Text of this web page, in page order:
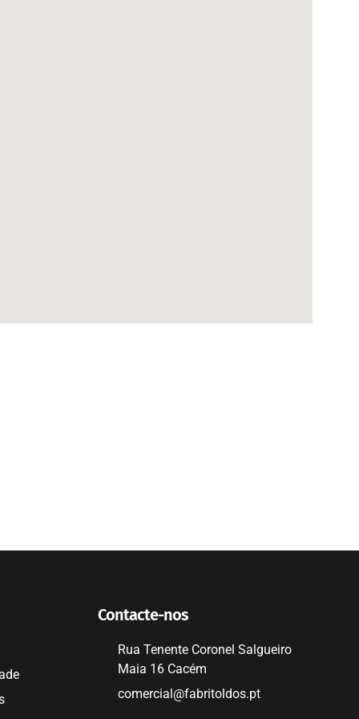
Contacte-nos
Rua Tenente Coronel Salgueiro
Maia 16 Cacém
comercial@fabritoldos.pt